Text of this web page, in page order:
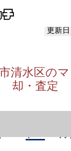
更新日
清水区の
却・査定